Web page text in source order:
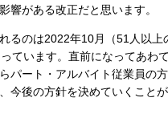
響がある改正だと思います。
るのは2022年10月（51人以上
ています。直前になってあわ
パート・アルバイト従業員の
今後の方針を決めていくことが